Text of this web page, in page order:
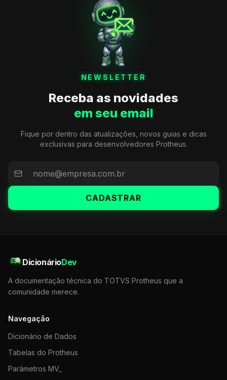
NEWSLETTER
Receba as novidades
em seu email
Fique por dentro das atualizações, novos guias e dicas
exclusivas para desenvolvedores Protheus.
CADASTRAR
DicionárioDev
A documentação técnica do TOTVS Protheus que a
comunidade merece.
Navegação
Dicionário de Dados
Tabelas do Protheus
Parâmetros MV_